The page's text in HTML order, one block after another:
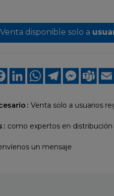
Venta disponible solo a
FacebookLinkedInWhatsApp
Telegram
Venta solo a usuarios
como expertos en distribución
un mensaje